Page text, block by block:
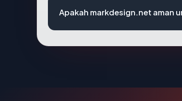
Apakah markdesign.net aman